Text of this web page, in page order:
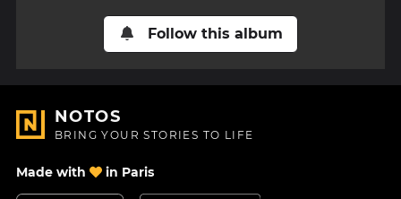
Follow this album
NOTOS
BRING YOUR STORIES TO LIFE
Made with in Paris